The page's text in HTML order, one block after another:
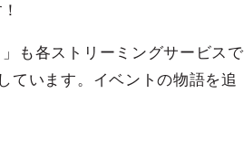
も各ストリーミングサービスで
ています。イベントの物語を追